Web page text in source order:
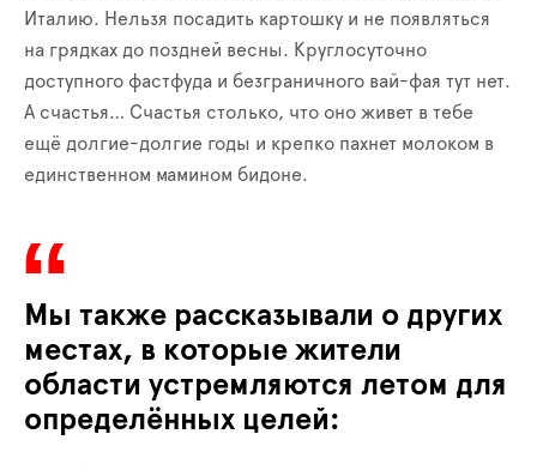
Италию. Нельзя посадить картошку и не появляться
на грядках до поздней весны. Круглосуточно
доступного фастфуда и безграничного вай-фая тут нет.
А счастья… Счастья столько, что оно живет в тебе
ещё долгие-долгие годы и крепко пахнет молоком в
единственном мамином бидоне.
Мы также рассказывали о других
местах, в которые жители
области устремляются летом для
определённых целей: